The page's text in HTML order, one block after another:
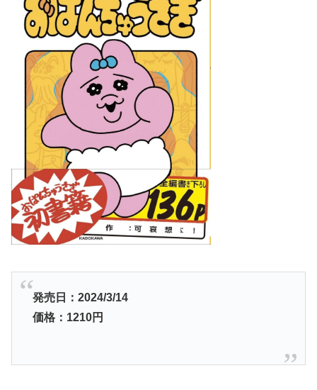
発売日：2024/3/14
価格：1210円